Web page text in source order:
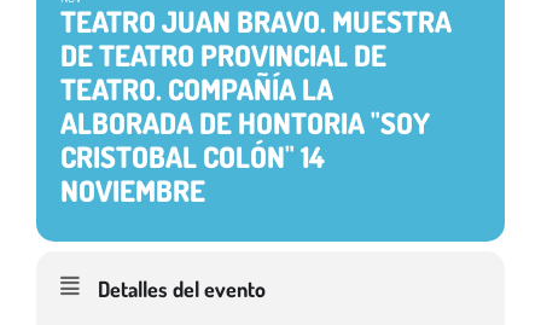
TEATRO JUAN BRAVO. MUESTRA
DE TEATRO PROVINCIAL DE
TEATRO. COMPAÑÍA LA
ALBORADA DE HONTORIA "SOY
CRISTOBAL COLÓN" 14
NOVIEMBRE
Detalles del evento